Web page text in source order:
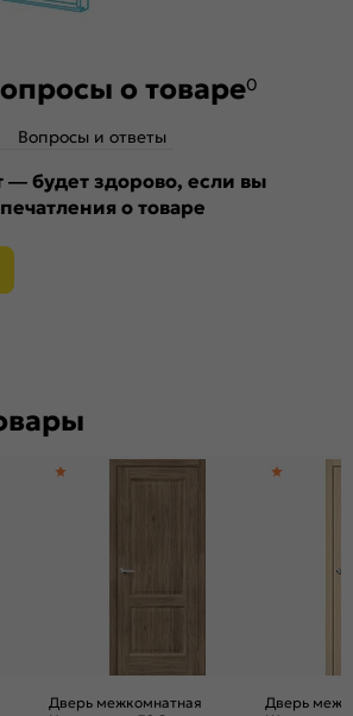
Композитный мебельный щит на основе
о товаре0
Вопросы и ответы
будет здорово, если вы
о товаре
Дверь межкомнатная
Дверь